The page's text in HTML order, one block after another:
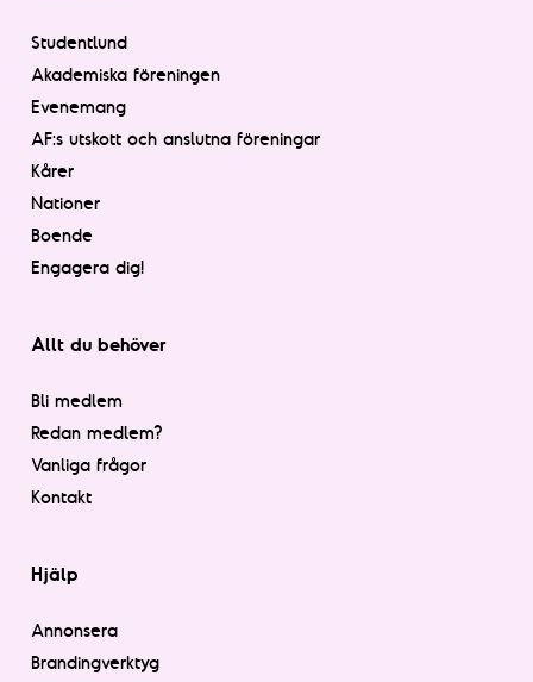
Studentlund
Akademiska föreningen
Evenemang
AF:s utskott och anslutna föreningar
Kårer
Nationer
Boende
Engagera dig!
Allt du behöver
Bli medlem
Redan medlem?
Vanliga frågor
Kontakt
Hjälp
Annonsera
Brandingverktyg